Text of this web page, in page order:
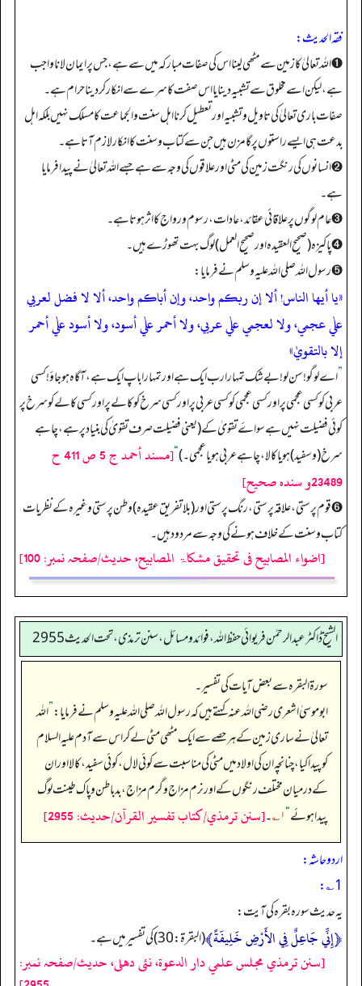
فقہ الحدیث:
➊ اللہ تعالیٰ کا زمین سے مٹھی لینا اس کی صفات مبارکہ میں سے ہے، جس پر ایمان لانا واجب
ہے، لیکن اسے مخلوق سے تشبیہ دینا یا اس صفت کا سرے سے انکار کر دینا حرام ہے۔
صفات باری تعالیٰ کی تاویل و تشبیہ اور تعطیل کرنا اہل سنت و الجماعت کا مسلک نہیں بلکہ اہل
بدعت ہی ایسے راستوں پر گامزن ہیں جن سے کتاب وسنت کا انکار لازم آتا ہے۔
➋ انسانوں کی رنگت زمین کی مٹی اور علاقوں کی وجہ سے ہے جسے اللہ تعالیٰ نے پیدا فرمایا
ہے۔
➌ عام لوگوں پر علاقائی عقائد، عادات، رسوم و رواج کا اثر ہوتا ہے۔
➍ پاکیزہ (صحیح العقیدہ اور صحیح العمل) لوگ بہت تھوڑے ہیں۔
➎ رسول اللہ صلی اللہ علیہ وسلم نے فرمایا:
«يا أيها الناس! ألا إن ربكم واحد، وإن أباكم واحد، ألا لا فضل لعربي
علٰي عجمي، ولا لعجمي علٰي عربي، ولا أحمر علٰي أسود، ولا أسود علٰي أحمر
إلا بالتقويٰ»
”اے لوگو! سن لو! بے شک تمہارا رب ایک ہے اور تمہارا باپ ایک ہے، آگاہ ہو جاؤ! کسی
عربی کو کسی عجمی پر اور کسی عجمی کو کسی عربی پر اور کسی سرخ کو کالے پر اور کسی کالے کو سرخ پر
کوئی فضیلت نہیں ہے سواۓ تقویٰ کے (یعنی فضیلت صرف تقویٰ کی بنیاد پر ہے، چاہے
سرخ (وسفید) ہو یا کالا، چاہے عربی ہو یا عجمی۔)“
[مسند أحمد ج 5 ص 411 ح
23489و سنده صحيح]
➏ قوم پرستی، علاقہ پرستی، رنگ پرستی اور (بلاتفریق عقیدہ) وطن پرستی وغیرہ کے نظریات
کتاب و سنت کے خلاف ہونے کی وجہ سے مردود ہیں۔
[اضواء المصابیح فی تحقیق مشکاۃ المصابیح، حدیث/صفحہ نمبر: 100]
الشیخ ڈاکٹر عبد الرحمٰن فریوائی حفظ اللہ، فوائد و مسائل، سنن ترمذی، تحت الحديث 2955
سورۃ البقرہ سے بعض آیات کی تفسیر۔
ابوموسیٰ اشعری رضی الله عنہ کہتے ہیں کہ رسول اللہ صلی اللہ علیہ وسلم نے فرمایا:”اللہ
تعالیٰ نے ساری زمین کے ہر حصے سے ایک مٹھی مٹی لے کر اس سے آدم علیہ السلام
کو پیدا کیا، چنانچہ ان کی اولاد میں مٹی کی مناسبت سے کوئی لال، کوئی سفید، کالا اور ان
کے درمیان مختلف رنگوں کے اور نرم مزاج و گرم مزاج، بد باطن و پاک طینت لوگ
پیدا ہوئے“۱؎ ۔[سنن ترمذي/كتاب تفسير القرآن/حدیث: 2955]
اردو حاشہ:
1؎:
یہ حدیث سورہ بقرہ کی آیت:
﴿إِنِّي جَاعِلٌ فِي الأَرْضِ خَلِيفَةً﴾(البقرة: 30) کی تفسیر میں ہے۔
[سنن ترمذي مجلس علمي دار الدعوة، نئى دهلى، حدیث/صفحہ نمبر: